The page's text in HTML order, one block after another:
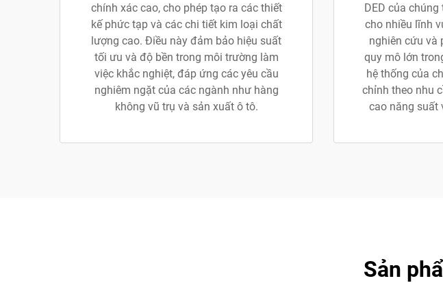
chính xác cao, cho phép tạo ra các thiết
kế phức tạp và các chi tiết kim loại chất
lượng cao. Điều này đảm bảo hiệu suất
tối ưu và độ bền trong môi trường làm
việc khắc nghiệt, đáp ứng các yêu cầu
nghiêm ngặt của các ngành như hàng
không vũ trụ và sản xuất ô tô.
DED của
cho nhiều lĩnh
nghiên cứu và
quy mô lớn
hệ thống của
chỉnh theo nhu
cao năng suất
Sản